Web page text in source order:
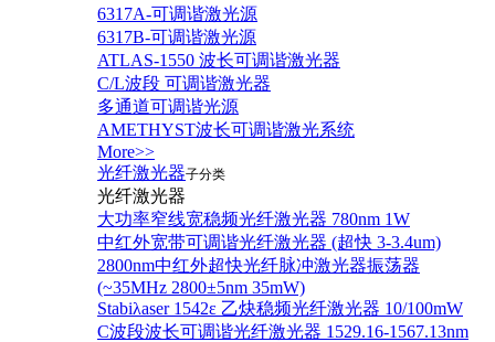
6317A-可调谐激光源
6317B-可调谐激光源
ATLAS-1550 波长可调谐激光器
C/L波段 可调谐激光器
多通道可调谐光源
AMETHYST波长可调谐激光系统
More>>
光纤激光器子分类
光纤激光器
大功率窄线宽稳频光纤激光器 780nm 1W
中红外宽带可调谐光纤激光器 (超快 3-3.4um)
2800nm中红外超快光纤脉冲激光器振荡器
(~35MHz 2800±5nm 35mW)
Stabiλaser 1542ε 乙炔稳频光纤激光器 10/100mW
C波段波长可调谐光纤激光器 1529.16-1567.13nm